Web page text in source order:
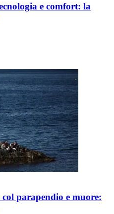
e comfort: la
parapendio e muore: